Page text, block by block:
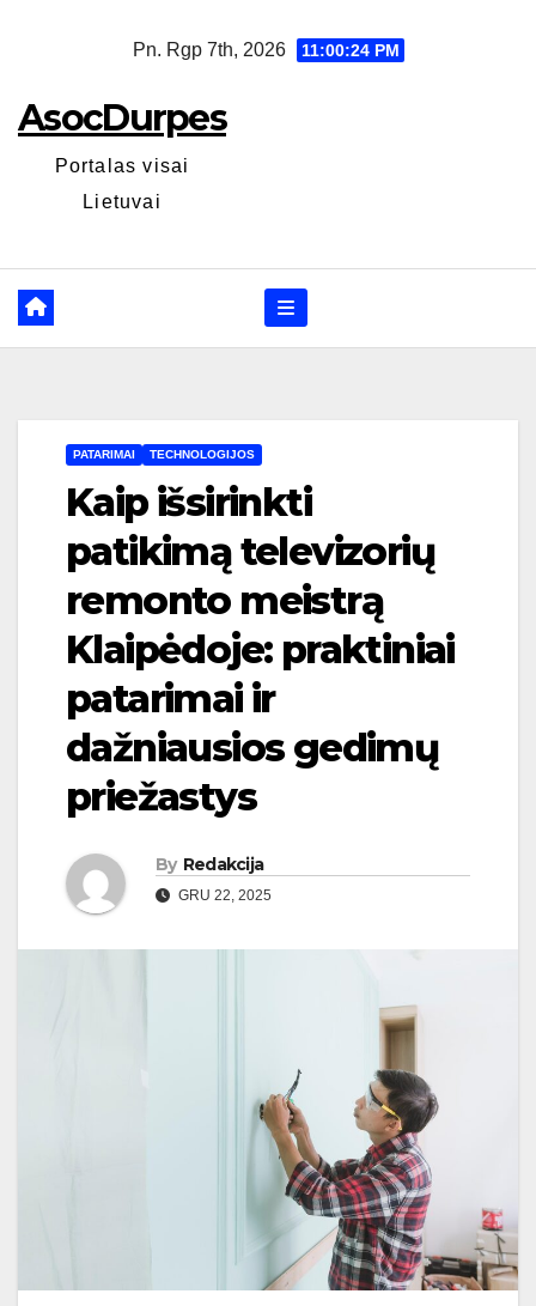
Pn. Rgp 7th, 2026 11:00:25 PM
AsocDurpes
Portalas visai
Lietuvai
PATARIMAI TECHNOLOGIJOS
Kaip išsirinkti
patikimą televizorių
remonto meistrą
Klaipėdoje: praktiniai
patarimai ir
dažniausios gedimų
priežastys
By Redakcija
GRU 22, 2025